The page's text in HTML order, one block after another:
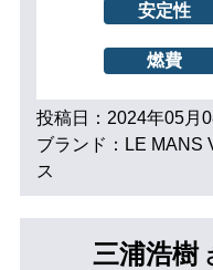
安定性
燃費
投稿日：2024年05月
ブランド：LE MANS
ス
三浦浩樹